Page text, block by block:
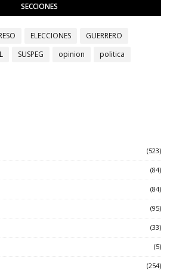
SECCIONES
ELECCIONES
GUERRERO
SUSPEG opinion
politica
(523)
(84)
(84)
(95)
(33)
(5)
(254)